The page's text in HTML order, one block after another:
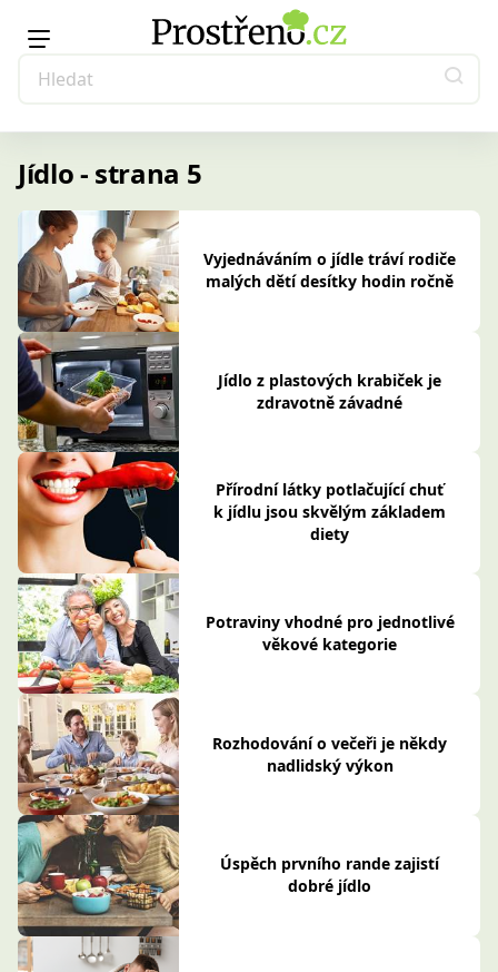
Jídlo - strana 5
Vyjednáváním o jídle tráví rodiče
malých dětí desítky hodin ročně
Jídlo z plastových krabiček je
zdravotně závadné
Přírodní látky potlačující chuť
k jídlu jsou skvělým základem
diety
Potraviny vhodné pro jednotlivé
věkové kategorie
Rozhodování o večeři je někdy
nadlidský výkon
Úspěch prvního rande zajistí
dobré jídlo